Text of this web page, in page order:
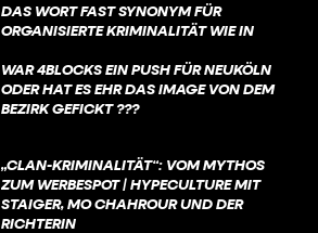
AS WORT FAST SYNONYM FÜR O
RGANISIERTE KRIMINALITÄT WIE IN M
CLANKRIMINALITÄT" NICHT MAL EINEN H
ALBEN PROZENT DER BERLINER S
TRAFTATEN AUS.
WAR 4BLOCKS EIN PUSH FÜR NEUKÖLN
ODER HAT ES EHR DAS IMAGE VON DEM
BEZIRK GEFICKT ???
„CLAN-KRIMINALITÄT“: VOM MYTHOS
ZUM WERBESPOT | HYPECULTURE MIT
STAIGER, MO CHAHROUR UND DER
RICHTERIN